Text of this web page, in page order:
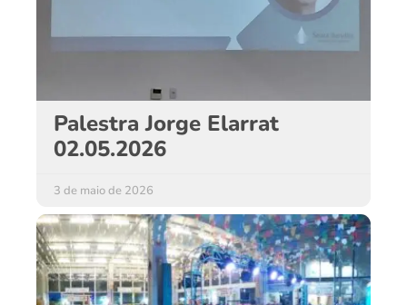
Palestra Jorge Elarrat
02.05.2026
3 de maio de 2026